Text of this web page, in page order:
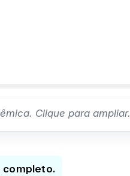
Clique para ampliar.
completo.